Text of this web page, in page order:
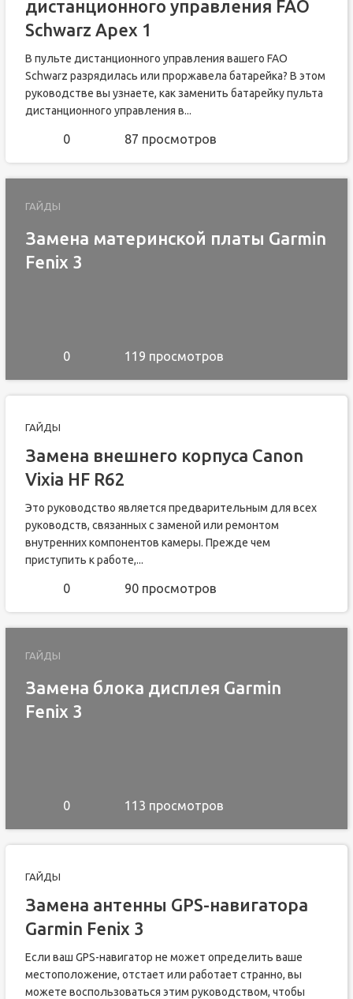
дистанционного управления FAO
Schwarz Apex 1
В пульте дистанционного управления вашего FAO
Schwarz разрядилась или проржавела батарейка? В этом
руководстве вы узнаете, как заменить батарейку пульта
дистанционного управления в...
0 87 просмотров
ГАЙДЫ
Замена материнской платы Garmin
Fenix 3
0 119 просмотров
ГАЙДЫ
Замена внешнего корпуса Canon
Vixia HF R62
Это руководство является предварительным для всех
руководств, связанных с заменой или ремонтом
внутренних компонентов камеры. Прежде чем
приступить к работе,...
0 90 просмотров
ГАЙДЫ
Замена блока дисплея Garmin
Fenix 3
0 113 просмотров
ГАЙДЫ
Замена антенны GPS-навигатора
Garmin Fenix 3
Если ваш GPS-навигатор не может определить ваше
местоположение, отстает или работает странно, вы
можете воспользоваться этим руководством, чтобы